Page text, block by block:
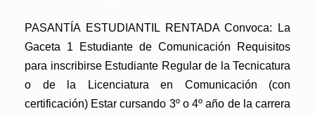
PASANTÍA ESTUDIANTIL RENTADA Convoca: La
Gaceta 1 Estudiante de Comunicación Requisitos
para inscribirse Estudiante Regular de la Tecnicatura
o de la Licenciatura en Comunicación (con
certificación) Estar cursando 3º o 4º año de la carrera